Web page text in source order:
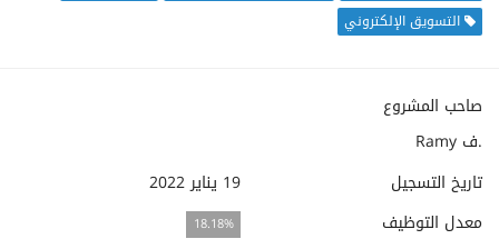
التسويق الإلكتروني
صاحب المشروع
Ramy ف.
تاريخ التسجيل
19 يناير 2022
معدل التوظيف
18.18%